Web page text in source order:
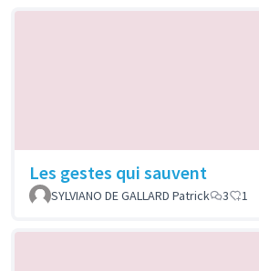
Les gestes qui sauvent
SYLVIANO DE GALLARD Patrick
3 1